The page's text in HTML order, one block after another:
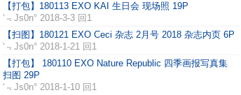
【打包】180113 EXO KAI 生日会 现场照 19P
‘﹃Js0n° 2018-3-3 回1
【扫图】180121 EXO Ceci 杂志 2月号 2018 杂志内页 6P
‘﹃Js0n° 2018-1-21 回1
【打包】 180110 EXO Nature Republic 四季画报写真集
扫图 29P
‘﹃Js0n° 2018-1-10 回1